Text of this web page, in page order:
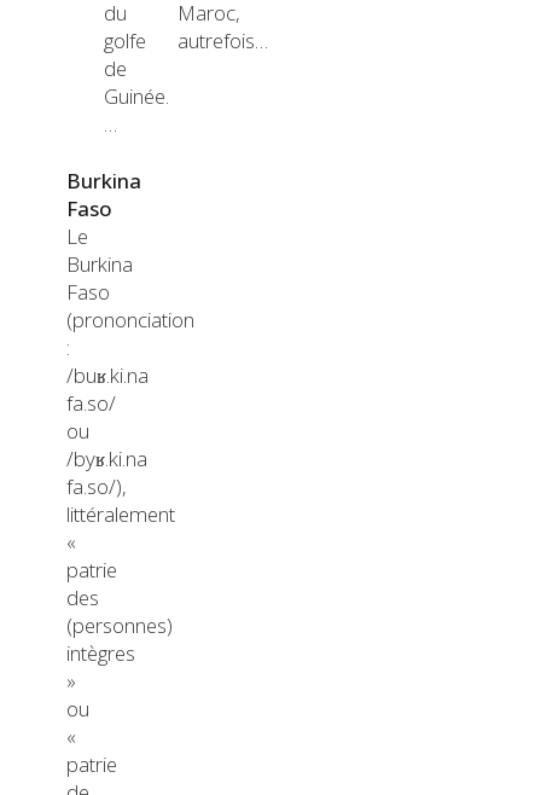
du
golfe
de
Guinée.
…
Maroc,
autrefois…
Burkina
Faso
Le
Burkina
Faso
(prononciation
:
/buʁ.ki.na
fa.so/
ou
/byʁ.ki.na
fa.so/),
littéralement
«
patrie
des
(personnes)
intègres
»
ou
«
patrie